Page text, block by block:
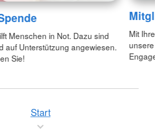
Menschen in Not. Dazu sind
auf Unterstützung angewiesen.
Sie!
Mit
Start